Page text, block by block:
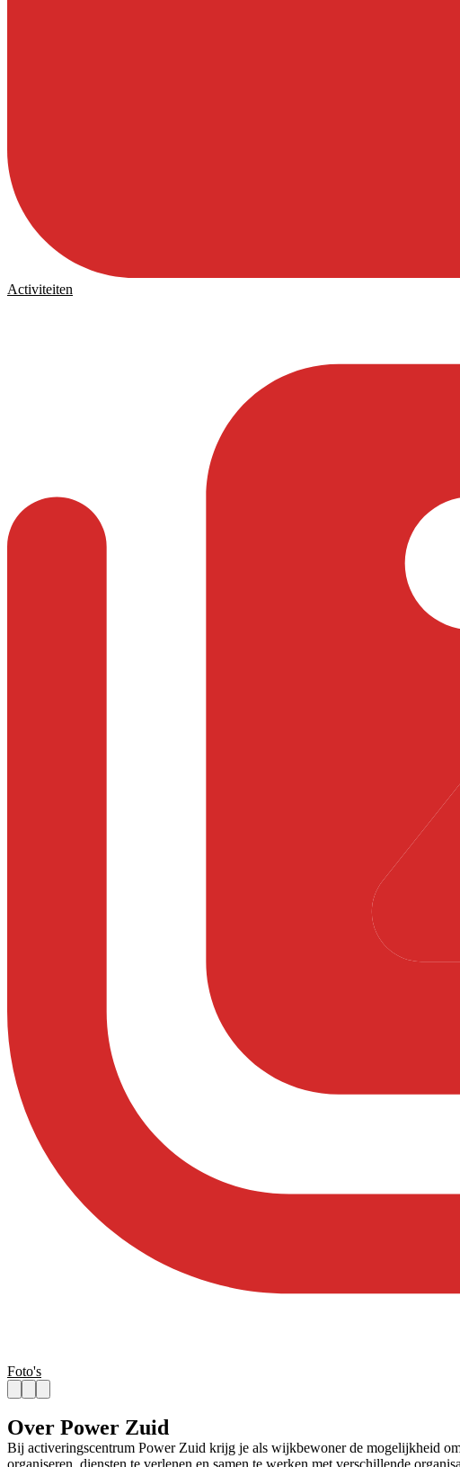
Activiteiten
Foto's
Over Power Zuid
Bij activeringscentrum Power Zuid krijg je als wijkbewoner de mogelijkheid